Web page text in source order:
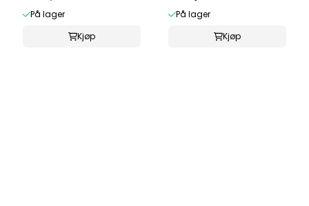
På lager
Kjøp
På lager
Kjøp